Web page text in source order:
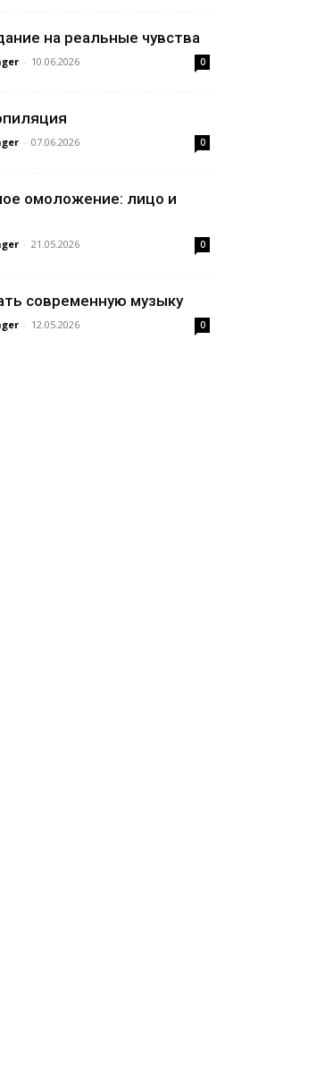
на реальные чувства
- 10.06.2026 0
- 07.06.2026 0
омоложение: лицо и
- 21.05.2026 0
современную музыку
- 12.05.2026 0